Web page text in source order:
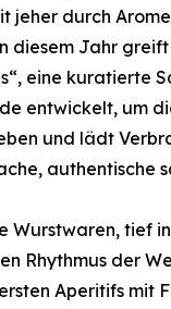
jeher durch
diesem Jahr
eine kuratierte
entwickelt, um
und lädt
authentische
Wurstwaren, tief
Rhythmus der
Aperitifs mit